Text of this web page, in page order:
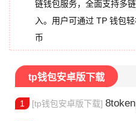
链钱包服务，全面支持多
入。用户可通过 TP 钱包
币
tp钱包安卓版下载
1 [tp钱包安卓版下载] 8tokenpocket